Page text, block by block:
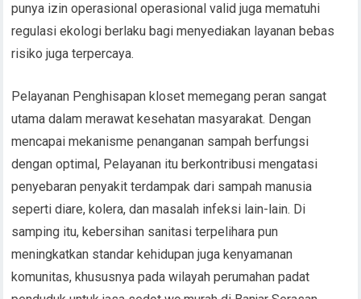
punya izin operasional operasional valid juga mematuhi
regulasi ekologi berlaku bagi menyediakan layanan bebas
risiko juga terpercaya.
Pelayanan Penghisapan kloset memegang peran sangat
utama dalam merawat kesehatan masyarakat. Dengan
mencapai mekanisme penanganan sampah berfungsi
dengan optimal, Pelayanan itu berkontribusi mengatasi
penyebaran penyakit terdampak dari sampah manusia
seperti diare, kolera, dan masalah infeksi lain-lain. Di
samping itu, kebersihan sanitasi terpelihara pun
meningkatkan standar kehidupan juga kenyamanan
komunitas, khususnya pada wilayah perumahan padat